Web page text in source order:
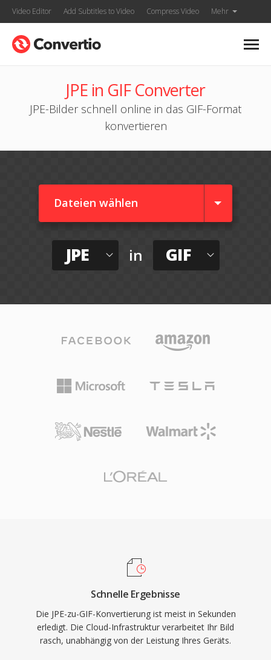
Video Editor Add Subtitles to Video Compress Video Mehr
JPE in GIF Converter
JPE-Bilder schnell online in das GIF-Format
konvertieren
Dateien wählen
JPE in GIF
Schnelle Ergebnisse
Die JPE-zu-GIF-Konvertierung ist meist in Sekunden
erledigt. Die Cloud-Infrastruktur verarbeitet Ihr Bild
rasch, unabhängig von der Leistung Ihres Geräts.